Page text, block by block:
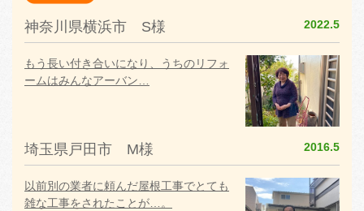
神奈川県横浜市 S様 2022.5
もう長い付き合いになり、うちのリフォ
ームはみんなアーバン…
埼玉県戸田市 M様 2016.5
以前別の業者に頼んだ屋根工事でとても
雑な工事をされたことが…。